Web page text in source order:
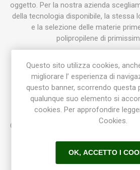
oggetto. Per la nostra azienda
della tecnologia disponibile, la stessa
e la selezione delle materie
polipropilene di
seminiere per l’ortofloricoltura ai
Studiamo ogni prodotto per
necessità finali per le quali
I nostri prodotti sono suddivisi in
Natura, Roof, Green Pop,
Ortofloricoltura. Questa suddivisione
attento alle tendenze del gusto
Ogni prodotto è caratterizzato da un
Questo sito utilizza cookies,
migliorare l’ esperienza di
questo banner, scorrendo questa
qualunque suo elemento si
cookies. Per approfondire
Cookies.
OK, ACCETTO I